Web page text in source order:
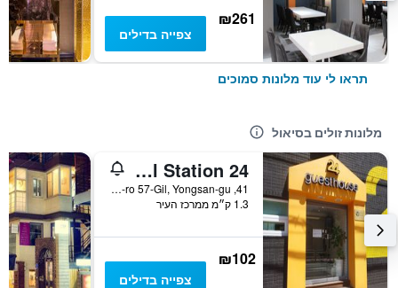
₪261
צפייה בדילים
תראו לי עוד מלונות סמוכים
מלונות זולים בסיאול
24 Guesthouse Seoul Station
41, Huam-ro 57-Gil, Yongsan-gu, סיאול, דרום קוריאה
1.3 ק״מ ממרכז העיר
₪102
צפייה בדילים